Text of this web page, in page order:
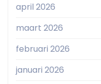
april 2026
maart 2026
februari 2026
januari 2026